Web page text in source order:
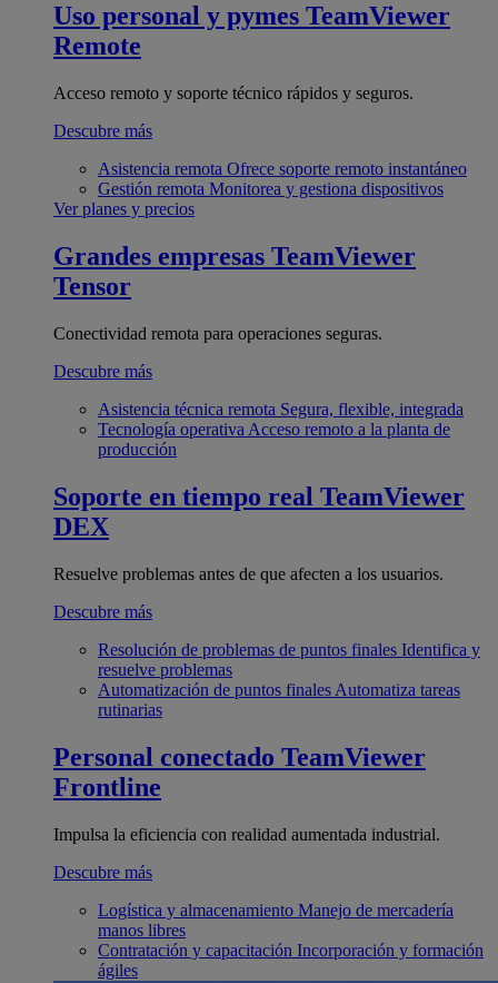
Uso personal y pymes TeamViewer
Remote
Acceso remoto y soporte técnico rápidos y seguros.
Descubre más
Asistencia remota Ofrece soporte remoto instantáneo
Gestión remota Monitorea y gestiona dispositivos
Ver planes y precios
Grandes empresas TeamViewer
Tensor
Conectividad remota para operaciones seguras.
Descubre más
Asistencia técnica remota Segura, flexible, integrada
Tecnología operativa Acceso remoto a la planta de
producción
Soporte en tiempo real TeamViewer
DEX
Resuelve problemas antes de que afecten a los usuarios.
Descubre más
Resolución de problemas de puntos finales Identifica y
resuelve problemas
Automatización de puntos finales Automatiza tareas
rutinarias
Personal conectado TeamViewer
Frontline
Impulsa la eficiencia con realidad aumentada industrial.
Descubre más
Logística y almacenamiento Manejo de mercadería
manos libres
Contratación y capacitación Incorporación y formación
ágiles